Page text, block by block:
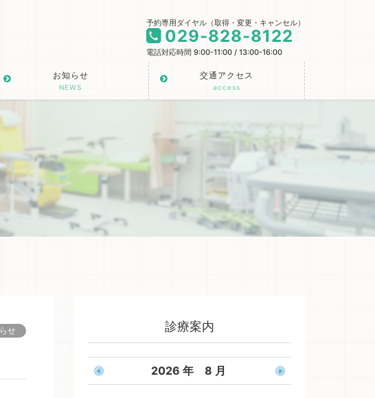
予約専用ダイヤル（取得・変更・キャンセル）
029-828-8122
電話対応時間 9:00-11:00 / 13:00-16:00
お知らせ
NEWS
交通アクセス
access
せ 診療案内
2026 年 8 月